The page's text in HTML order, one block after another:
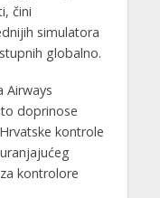
čini
simulatora
globalno.
Airways
doprinose
kontrole
kontrolore